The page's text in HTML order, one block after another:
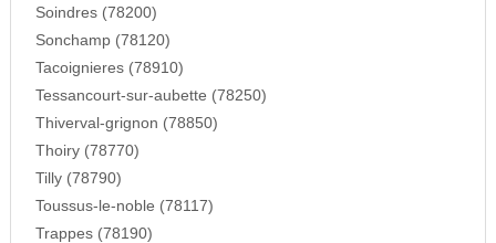
Soindres (78200)
Sonchamp (78120)
Tacoignieres (78910)
Tessancourt-sur-aubette (78250)
Thiverval-grignon (78850)
Thoiry (78770)
Tilly (78790)
Toussus-le-noble (78117)
Trappes (78190)